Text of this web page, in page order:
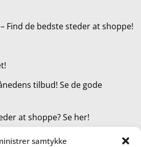
samtykke
Find de bedste steder at shoppe!
tilbud! Se de gode
at shoppe? Se her!